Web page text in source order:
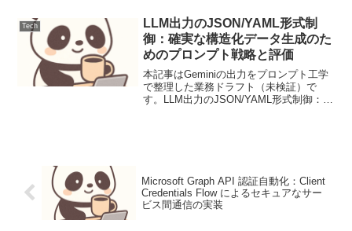
した上で、初期プロンプトから評価、...
Tech
LLM出力のJSON/YAML形式制
御：確実な構造化データ生成のた
めのプロンプト戦略と評価
本記事はGeminiの出力をプロンプト工学
で整理した業務ドラフト（未検証）で
す。LLM出力のJSON/YAML形式制御：確
Microsoft Graph API 認証自動化：Client
Credentials Flow によるセキュアなサー
ビス間通信の実装